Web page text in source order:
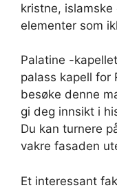
kristne,
elementer som
Palatine -
palass kapell for
besøke denne
gi deg innsikt i
Du kan turnere
vakre fasaden
Et interessant